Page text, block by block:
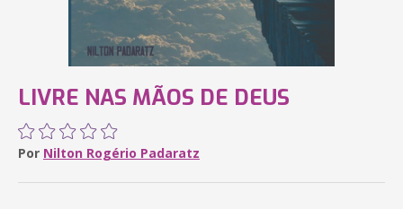
LIVRE NAS MÃOS DE DEUS
Por Nilton Rogério Padaratz